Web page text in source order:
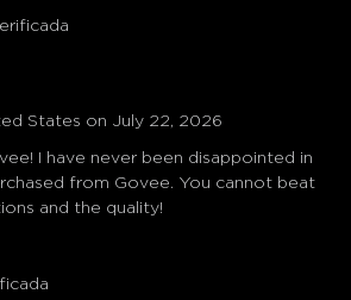
States on July 22, 2026
I have never been disappointed in
from Govee. You cannot beat
and the quality!